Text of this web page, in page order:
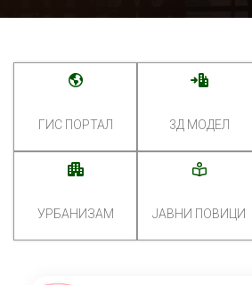
ГИС ПОРТАЛ 3Д МОДЕЛ
УРБАНИЗАМ ЈАВНИ ПОВИЦИ